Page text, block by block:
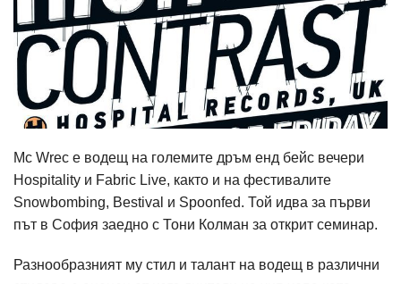
Мc Wrec е водещ на големите дръм енд бейс вечери
Hospitality и Fabric Live, както и на фестивалите
Snowbombing, Bestival и Spoonfed. Той идва за първи
път в София заедно с Тони Колман за открит семинар.
Разнообразният му стил и талант на водещ в различни